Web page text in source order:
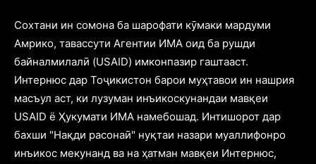
Cохтани ин сомона ба шарофати кӯмаки мардуми
Амрико, тавассути Агентии ИМА оид ба рушди
байналмилалӣ (USAID) имконпазир гаштааст.
Интернюс дар Тоҷикистон барои муҳтавои ин нашрия
масъул аст, ки лузуман инъикоскунандаи мавқеи
USAID ё Ҳукумати ИМА намебошад. Интишорот дар
бахши "Нақди расонаӣ" нуқтаи назари муаллифонро
инъикос мекунанд ва на ҳатман мавқеи Интернюс,